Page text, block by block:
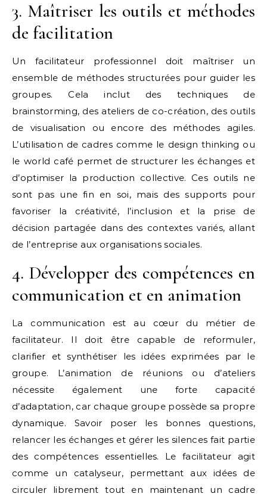
3. Maîtriser les outils et méthodes
de facilitation
Un facilitateur professionnel doit maîtriser un
ensemble de méthodes structurées pour guider les
groupes. Cela inclut des techniques de
brainstorming, des ateliers de co-création, des outils
de visualisation ou encore des méthodes agiles.
L’utilisation de cadres comme le design thinking ou
le world café permet de structurer les échanges et
d’optimiser la production collective. Ces outils ne
sont pas une fin en soi, mais des supports pour
favoriser la créativité, l’inclusion et la prise de
décision partagée dans des contextes variés, allant
de l’entreprise aux organisations sociales.
4. Développer des compétences en
communication et en animation
La communication est au cœur du métier de
facilitateur. Il doit être capable de reformuler,
clarifier et synthétiser les idées exprimées par le
groupe. L’animation de réunions ou d’ateliers
nécessite également une forte capacité
d’adaptation, car chaque groupe possède sa propre
dynamique. Savoir poser les bonnes questions,
relancer les échanges et gérer les silences fait partie
des compétences essentielles. Le facilitateur agit
comme un catalyseur, permettant aux idées de
circuler librement tout en maintenant un cadre